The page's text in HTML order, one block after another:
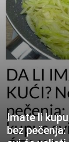
Imate li
bez